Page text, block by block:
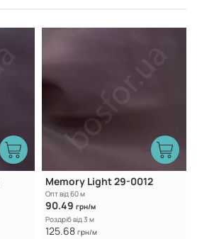
Memory Light 29-0012
Опт від 60 м
90.49 грн/м
Роздріб від 3 м
125.68 грн/м